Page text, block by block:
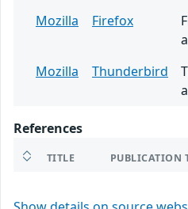
Mozilla
Firefox
Mozilla
Thunderbird
References
TITLE PUBLICATION